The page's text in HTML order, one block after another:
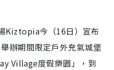
Kiztopia今（16日）宣布
舉辦期間限定戶外充氣城堡
Village度假樂園」，到